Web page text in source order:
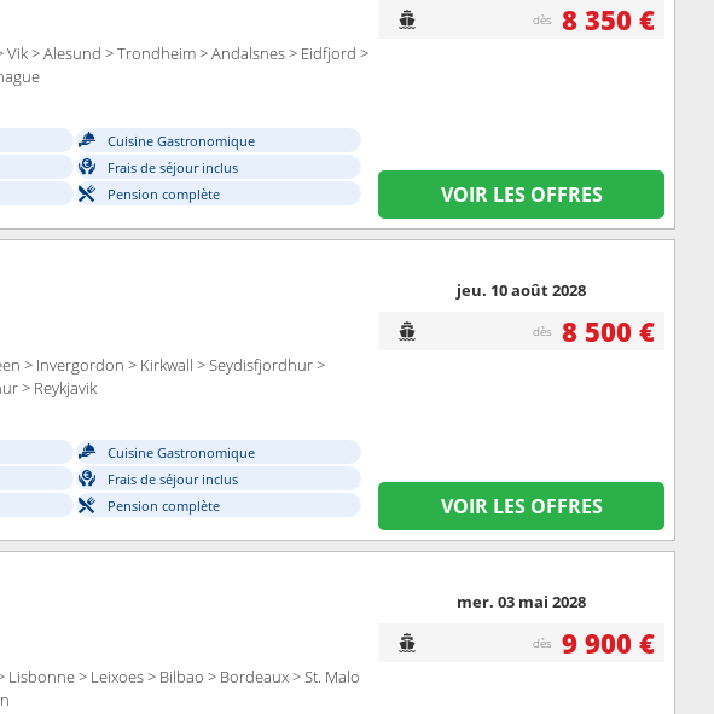
> Alesund > Trondheim > Andalsnes > Eidfjord >
Cuisine Gastronomique
Frais de séjour inclus
Pension complète
dès 8 350 €
VOIR LES OFFRES
> Invergordon > Kirkwall > Seydisfjordhur >
> Reykjavik
Cuisine Gastronomique
Frais de séjour inclus
Pension complète
jeu. 10 août 2028
dès 8 500 €
VOIR LES OFFRES
Lisbonne > Leixoes > Bilbao > Bordeaux > St. Malo
mer. 03 mai 2028
dès 9 900 €